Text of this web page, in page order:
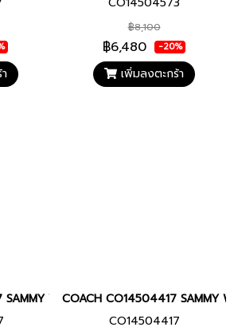
฿8,100
฿6,480 -20%
เพิ่มลงตะกร้า
SAMMY Women watch นาฬิกา นาฬิกาข้อมือ
COACH CO14504417 SAMMY
CO14504417